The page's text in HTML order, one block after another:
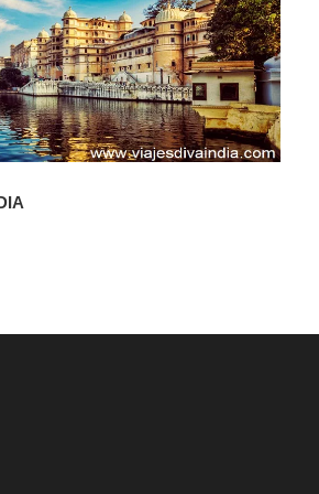
de Dochu La (a 3.050 m.). Llegada
Visitamos Punakha Dzong y a
de la Fertilidad, Dzong
tercero más antiguo del país.
de Paro para tomar el vuelo con